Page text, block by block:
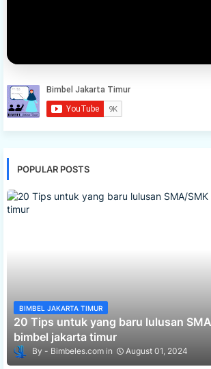
POPULAR POSTS
BIMBEL JAKARTA TIMUR
20 Tips untuk yang baru lulusan
bimbel jakarta timur
Bimbeles.com August 01, 2024